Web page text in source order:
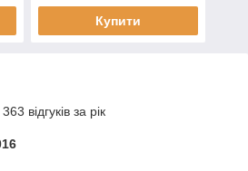
Купити
відгуків за рік